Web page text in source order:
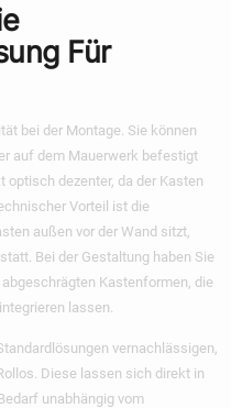
Für
bei der Montage. Sie können
auf dem Mauerwerk befestigt
optisch dezenter, da der Kasten
Vorteil ist die
außen vor der Wand sitzt,
Bei der Gestaltung haben Sie
Kastenformen, die
lassen.
vernachlässigen,
Diese lassen sich direkt in
unabhängig vom